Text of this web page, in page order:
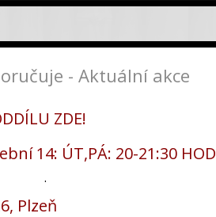
- Aktuální akce
ZDE!
14: ÚT,PÁ: 20-21:30 HOD
.
Plzeň